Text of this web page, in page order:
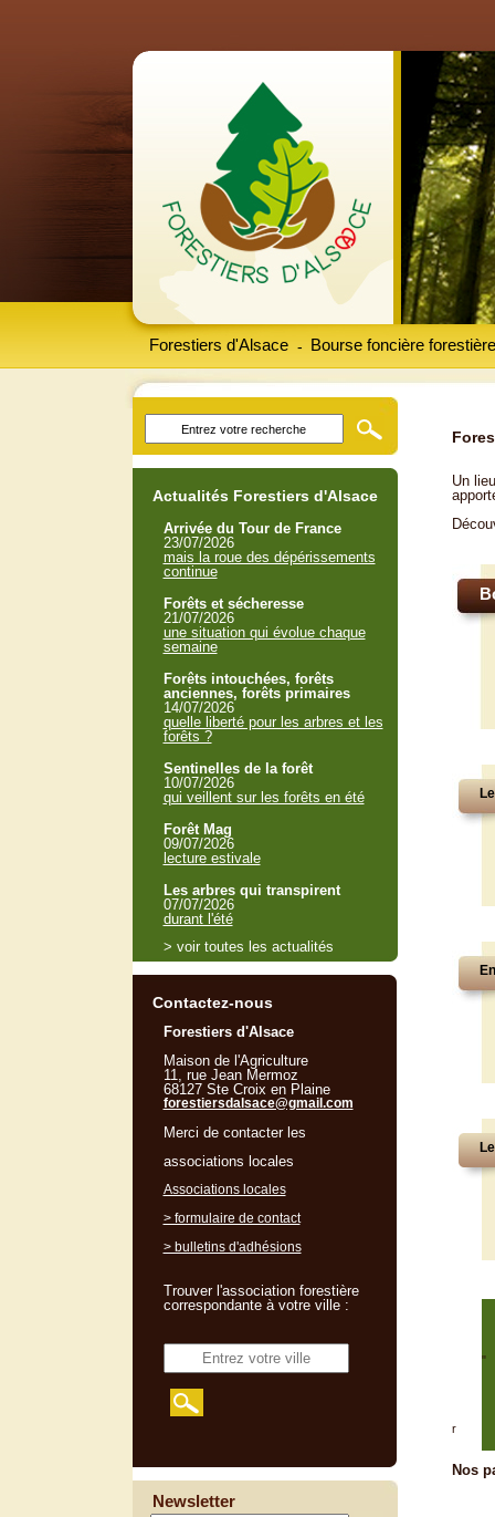
Forestiers d'Alsace Bourse foncière forestière
-
Un
"
r
Nos
Actualités Forestiers d'Alsace
Arrivée du Tour de France
23/07/2026
mais la roue des dépérissements
continue
Forêts et sécheresse
21/07/2026
une situation qui évolue chaque
semaine
Forêts intouchées, forêts
anciennes, forêts primaires
14/07/2026
quelle liberté pour les arbres et les
forêts ?
Sentinelles de la forêt
10/07/2026
qui veillent sur les forêts en été
Forêt Mag
09/07/2026
lecture estivale
Les arbres qui transpirent
07/07/2026
durant l'été
> voir toutes les actualités
Contactez-nous
Forestiers d'Alsace
Maison de l'Agriculture
11, rue Jean Mermoz
68127 Ste Croix en Plaine
forestiersdalsace@gmail.com
Merci de contacter les
associations locales
Associations locales
> formulaire de contact
> bulletins d'adhésions
Trouver l'association forestière
correspondante à votre ville :
Newsletter